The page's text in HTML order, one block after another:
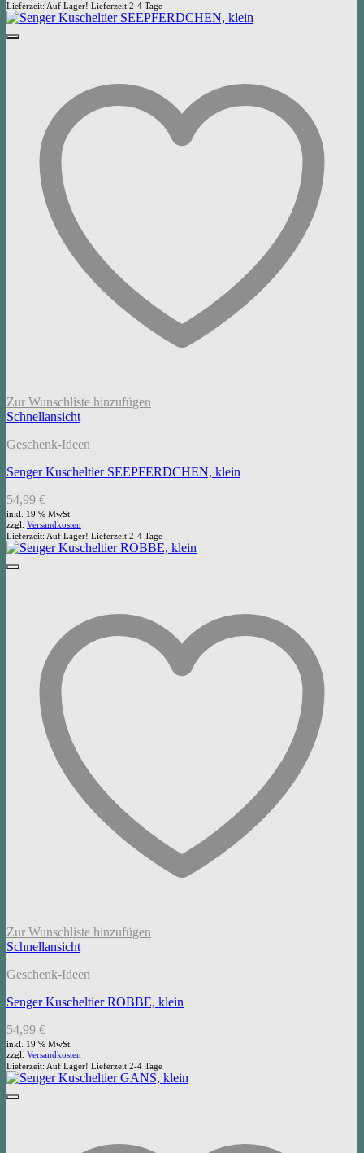
Lieferzeit: Auf Lager! Lieferzeit 2-4 Tage
Zur Wunschliste hinzufügen
Schnellansicht
Geschenk-Ideen
Senger Kuscheltier SEEPFERDCHEN, klein
54,99 €
inkl. 19 % MwSt.
zzgl. Versandkosten
Lieferzeit: Auf Lager! Lieferzeit 2-4 Tage
Zur Wunschliste hinzufügen
Schnellansicht
Geschenk-Ideen
Senger Kuscheltier ROBBE, klein
54,99 €
inkl. 19 % MwSt.
zzgl. Versandkosten
Lieferzeit: Auf Lager! Lieferzeit 2-4 Tage